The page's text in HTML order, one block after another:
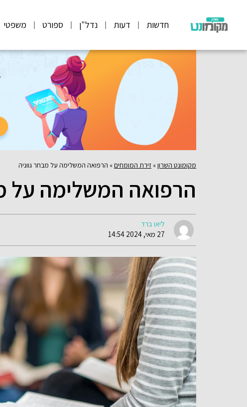
חדשות דעות נדל"ן ספורט משפטי
מקומונט השרון» זירת המומחים» הרפואה המשלימה על מבחר גווניה
הרפואה המשלימה על
ליאו ברד
27 מאי, 2024 14:54